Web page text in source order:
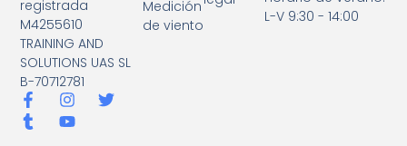
registrada
M4255610
TRAINING AND
SOLUTIONS UAS SL
B-70712781
Medición
de viento
L-V 9:30 - 14:00